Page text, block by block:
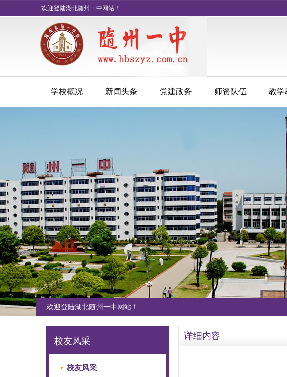
欢迎登陆湖北随州一中网站！
学校概况 新闻头条 党建政务 师资队伍 教学
欢迎登陆湖北随州一中网站！
详细内容
校友风采
校友风采